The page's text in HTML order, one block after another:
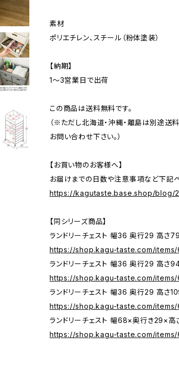
素材
ポリエチレン、スチール（粉体塗装）
【納期】
1〜3営業日で出荷
この商品は送料無料です。
（※ただし北海道・沖縄・離島は別途送
お問い合わせ下さい。）
【お買い物のお客様へ】
お届けまでの日数や注意事項など下記
https://kagutaste.base.shop/blog/
【同シリーズ商品】
ランドリーチェスト 幅36 奥行29 高さ79
https://shop.kagu-taste.com/items/
ランドリーチェスト 幅36 奥行29 高さ
https://shop.kagu-taste.com/
ランドリーチェスト 幅36 奥行29 高さ
https://shop.kagu-taste.com/
ランドリーチェスト 幅68×奥行き29×高
https://shop.kagu-taste.com/